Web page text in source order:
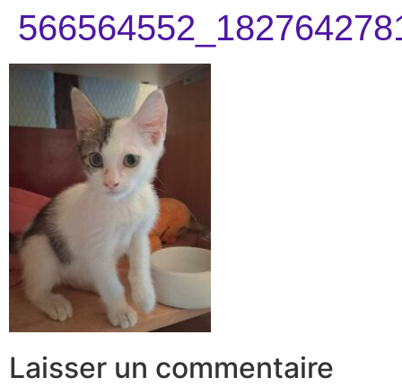
Laisser un commentaire